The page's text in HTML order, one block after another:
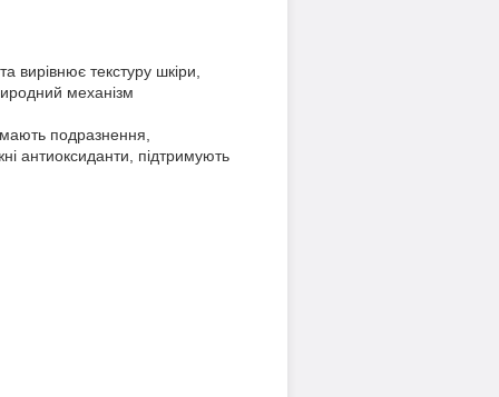
вирівнює текстуру шкіри,
механізм
подразнення,
антиоксиданти, підтримують